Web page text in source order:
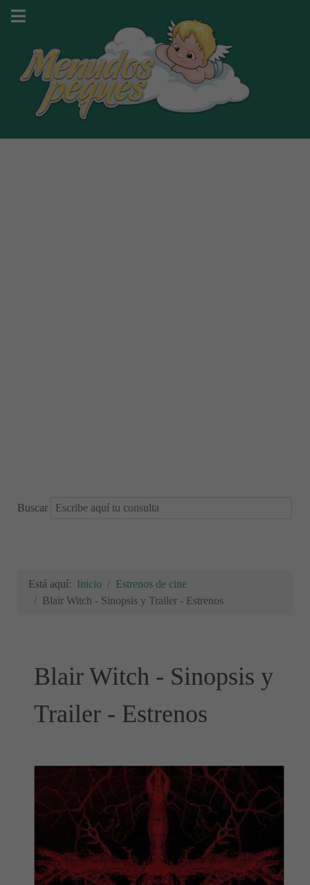
Buscar
Está aquí: Inicio
Estrenos de cine
Blair Witch - Sinopsis y Trailer - Estrenos
Blair Witch - Sinopsis y
Trailer - Estrenos